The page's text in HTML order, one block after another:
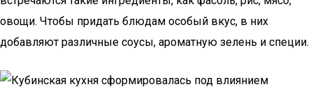
овощи. Чтобы придать блюдам особый вкус, в них
добавляют различные соусы, ароматную зелень и специи.